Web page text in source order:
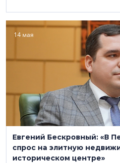
14 мая
Евгений Бескровный: «В
спрос на элитную
историческом центре»